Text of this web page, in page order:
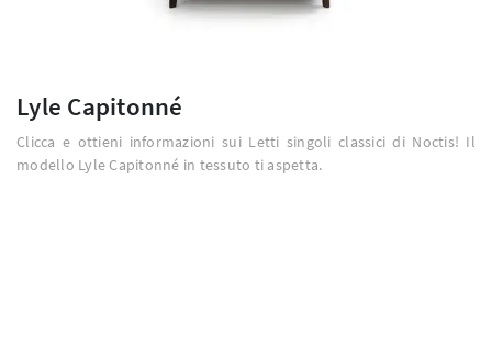
Lyle Capitonné
Clicca e ottieni informazioni sui Letti singoli classici di Noctis! Il
modello Lyle Capitonné in tessuto ti aspetta.